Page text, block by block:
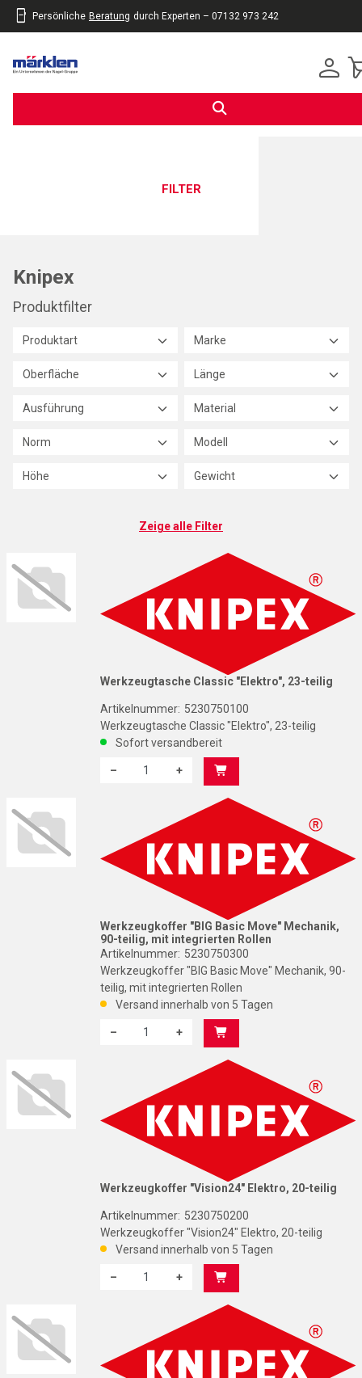
Persönliche Beratung durch Experten – 07132 973 242
FILTER
Knipex
Produktfilter
Produktart Marke
Oberfläche Länge
Ausführung Material
Norm Modell
Höhe Gewicht
Zeige alle Filter
Werkzeugtasche Classic "Elektro", 23-teilig
Artikelnummer: 5230750100
Werkzeugtasche Classic "Elektro", 23-teilig
Sofort versandbereit
–
+
Werkzeugkoffer "BIG Basic Move" Mechanik,
90-teilig, mit integrierten Rollen
Artikelnummer: 5230750300
Werkzeugkoffer "BIG Basic Move" Mechanik, 90-
teilig, mit integrierten Rollen
Versand innerhalb von 5 Tagen
–
+
Werkzeugkoffer "Vision24" Elektro, 20-teilig
Artikelnummer: 5230750200
Werkzeugkoffer "Vision24" Elektro, 20-teilig
Versand innerhalb von 5 Tagen
–
+